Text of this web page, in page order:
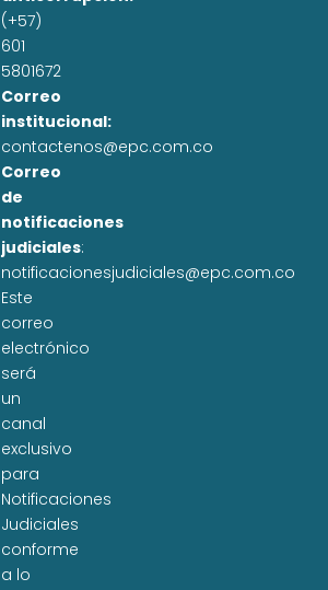
(+57)
601
5801672
Correo
institucional:
contactenos@epc.com.co
Correo
de
notificaciones
judiciales:
notificacionesjudiciales@epc.com.co
Este
correo
electrónico
será
un
canal
exclusivo
para
Notificaciones
Judiciales
conforme
a lo